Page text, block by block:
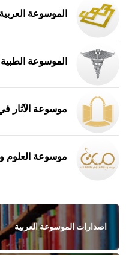
الموسوعة العربية
الموسوعة
موسوعة الآثار
موسوعة العلوم
اصدارات الموسوعة العربية